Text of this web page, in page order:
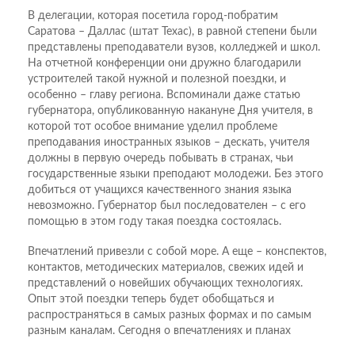
В делегации, которая посетила город-побратим
Саратова – Даллас (штат Техас), в равной степени были
представлены преподаватели вузов, колледжей и школ.
На отчетной конференции они дружно благодарили
устроителей такой нужной и полезной поездки, и
особенно – главу региона. Вспоминали даже статью
губернатора, опубликованную накануне Дня учителя, в
которой тот особое внимание уделил проблеме
преподавания иностранных языков – дескать, учителя
должны в первую очередь побывать в странах, чьи
государственные языки преподают молодежи. Без этого
добиться от учащихся качественного знания языка
невозможно. Губернатор был последователен – с его
помощью в этом году такая поездка состоялась.
Впечатлений привезли с собой море. А еще – конспектов,
контактов, методических материалов, свежих идей и
представлений о новейших обучающих технологиях.
Опыт этой поездки теперь будет обобщаться и
распространяться в самых разных формах и по самым
разным каналам. Сегодня о впечатлениях и планах